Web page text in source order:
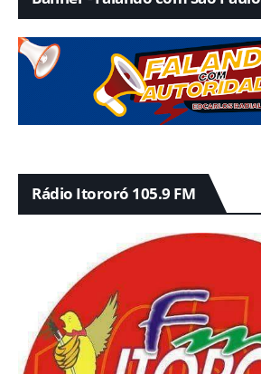
Rádio Itororó 105.9 FM